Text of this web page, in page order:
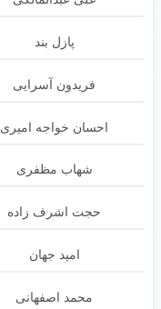
پازل بند
فریدون آسرایی
احسان خواجه امیری
شهاب مظفری
حجت اشرف زاده
امید جهان
محمد اصفهانی